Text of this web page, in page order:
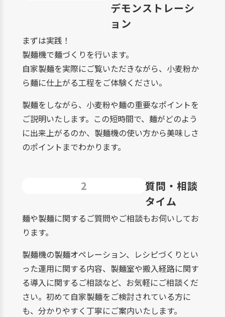
デモンストレーシ
ョン
まずは実践！
製麺機で麺づくりを行います。
自家製麺を実際にご覧いただきながら、小麦粉か
ら麺に仕上がる工程をご体験ください。
製麺をしながら、小麦粉や麺の重要なポイントを
ご説明いたします。この短時間で、麺がどのよう
に出来上がるのか、製麺機の使い方から美味しさ
のポイントまでわかります。
2
質問・相談
タイム
麺や製麺に関するご質問やご相談もお伺いしてお
ります。
製麺機の製麺オペレーション、レシピづくりとい
った運用に関する内容、製麺室や搬入経路に関す
る導入に関するご相談など、お気軽にご相談くだ
さい。初めて自家製麺をご検討されている方に
も、分かりやすく丁寧にご案内いたします。